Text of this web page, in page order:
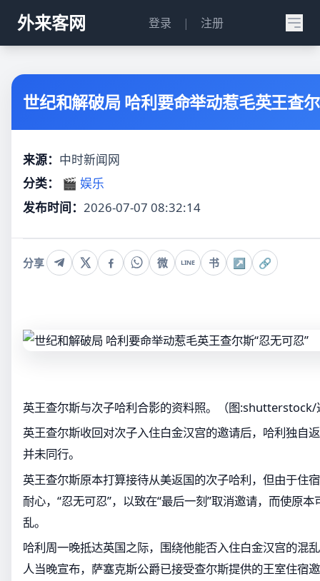
外来客网 登录 | 注册
世纪和解破局 哈利要命举动惹毛英王查
来源： 中时新闻网
分类：
🎬 娱乐
发布时间： 2026-07-07 08:32:14
分享 微 LINE 书 ↗ 🔗
英王查尔斯与次子哈利合影的资料照。（图:shutterstock/
英王查尔斯收回对次子入住白金汉宫的邀请后，哈利独自
并未同行。
英王查尔斯原本打算接待从美返国的次子哈利，但由于住
耐心，“忍无可忍”，以致在“最后一刻”取消邀请，而使原本
乱。
哈利周一晚抵达英国之际，围绕他能否入住白金汉宫的混
人当晚宣布，萨塞克斯公爵已接受查尔斯提供的王室住宿